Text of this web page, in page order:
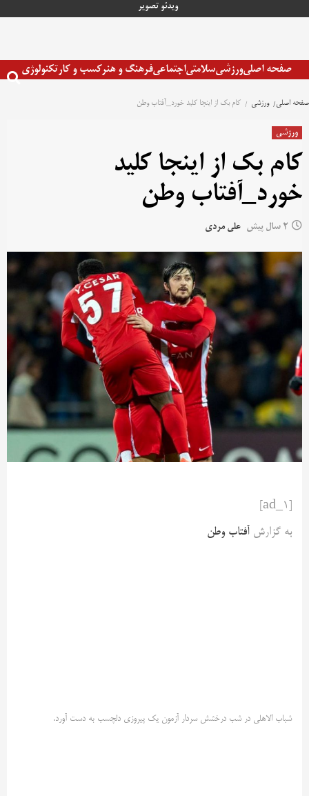
ویدئو تصویر
صفحه اصلیورزشیسلامتیاجتماعیفرهنگ و هنرکسب و کارتکنولوژی
صفحه اصلی ورزشی کام بک از اینجا کلید خورد_آفتاب وطن
ورزشی
کام بک از اینجا کلید
خورد_آفتاب وطن
2 سال پیش علی مردی
به گزارش آفتاب وطن
شباب الاهلی در شب درخشش سردار آزمون یک پیروزی دلچسب به دست آورد.